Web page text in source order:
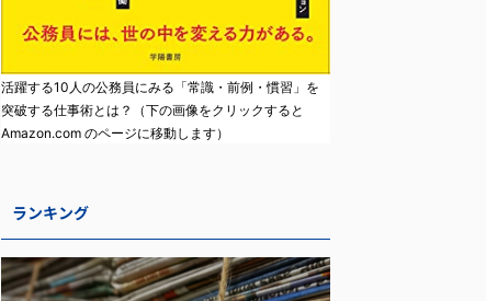
活躍する10人の公務員にみる「常識・前例・慣習」を
突破する仕事術とは？（下の画像をクリックすると
Amazon.com のページに移動します）
ランキング